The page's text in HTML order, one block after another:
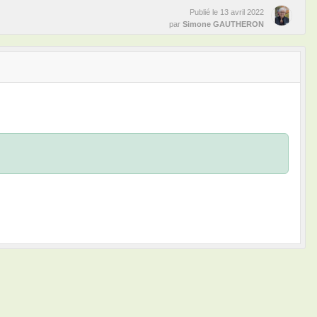
Publié le 13 avril 2022
par Simone GAUTHERON